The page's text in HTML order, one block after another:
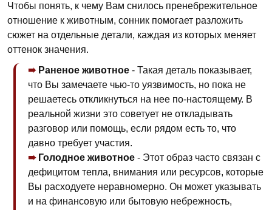
Чтобы понять, к чему Вам снилось пренебрежительное
отношение к животным, сонник помогает разложить
сюжет на отдельные детали, каждая из которых меняет
оттенок значения.
Раненое животное - Такая деталь показывает,
что Вы замечаете чью-то уязвимость, но пока не
решаетесь откликнуться на нее по-настоящему. В
реальной жизни это советует не откладывать
разговор или помощь, если рядом есть то, что
давно требует участия.
Голодное животное - Этот образ часто связан с
дефицитом тепла, внимания или ресурсов, которые
Вы расходуете неравномерно. Он может указывать
и на финансовую или бытовую небрежность,